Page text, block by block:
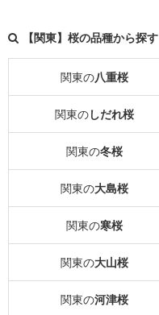
【関東】桜の品種から探す
関東の八重桜
関東のしだれ桜
関東の冬桜
関東の大島桜
関東の寒桜
関東の大山桜
関東の河津桜